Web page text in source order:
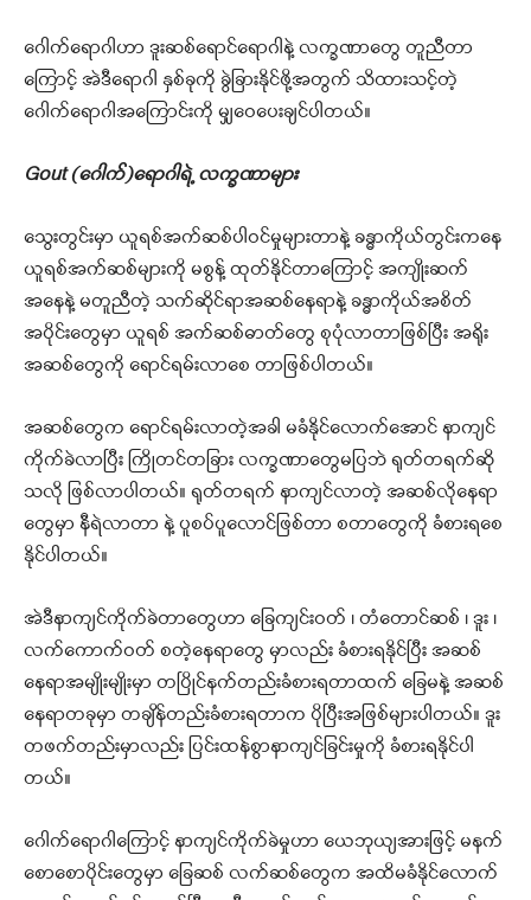
ဂေါက်ရောဂါဟာ ဒူးဆစ်ရောင်ရောဂါနဲ့ လက္ခဏာတွေ တူညီတာ
ကြောင့် အဲဒီရောဂါ နှစ်ခုကို ခွဲခြားနိုင်ဖို့အတွက် သိထားသင့်တဲ့
ဂေါက်ရောဂါအကြောင်းကို မျှဝေပေးချင်ပါတယ်။
Gout (ဂေါက်)ရောဂါရဲ့ လက္ခဏာများ
သွေးတွင်းမှာ ယူရစ်အက်ဆစ်ပါဝင်မှုများတာနဲ့ ခန္ဓာကိုယ်တွင်းကနေ
ယူရစ်အက်ဆစ်များကို မစွန့် ထုတ်နိုင်တာကြောင့် အကျိုးဆက်
အနေနဲ့ မတူညီတဲ့ သက်ဆိုင်ရာအဆစ်နေရာနဲ့ ခန္ဓာကိုယ်အစိတ်
အပိုင်းတွေမှာ ယူရစ် အက်ဆစ်ဓာတ်တွေ စုပုံလာတာဖြစ်ပြီး အရိုး
အဆစ်တွေကို ရောင်ရမ်းလာစေ တာဖြစ်ပါတယ်။
အဆစ်တွေက ရောင်ရမ်းလာတဲ့အခါ မခံနိုင်လောက်အောင် နာကျင်
ကိုက်ခဲလာပြီး ကြိုတင်တခြား လက္ခဏာတွေမပြဘဲ ရုတ်တရက်ဆို
သလို ဖြစ်လာပါတယ်။ ရုတ်တရက် နာကျင်လာတဲ့ အဆစ်လိုနေရာ
တွေမှာ နီရဲလာတာ နဲ့ ပူစပ်ပူလောင်ဖြစ်တာ စတာတွေကို ခံစားရစေ
နိုင်ပါတယ်။
အဲဒီနာကျင်ကိုက်ခဲတာတွေဟာ ခြေကျင်းဝတ် ၊ တံတောင်ဆစ် ၊ ဒူး ၊
လက်ကောက်ဝတ် စတဲ့နေရာတွေ မှာလည်း ခံစားရနိုင်ပြီး အဆစ်
နေရာအမျိုးမျိုးမှာ တပြိုင်နက်တည်းခံစားရတာထက် ခြေမနဲ့ အဆစ်
နေရာတခုမှာ တချိန်တည်းခံစားရတာက ပိုပြီးအဖြစ်များပါတယ်။ ဒူး
တဖက်တည်းမှာလည်း ပြင်းထန်စွာနာကျင်ခြင်းမှုကို ခံစားရနိုင်ပါ
တယ်။
ဂေါက်ရောဂါကြောင့် နာကျင်ကိုက်ခဲမှုဟာ ယေဘုယျအားဖြင့် မနက်
စောစောပိုင်းတွေမှာ ခြေဆစ် လက်ဆစ်တွေက အထိမခံနိုင်လောက်